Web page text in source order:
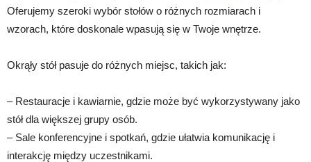
Oferujemy szeroki wybór stołów o różnych rozmiarach i
wzorach, które doskonale wpasują się w Twoje wnętrze.
Okrąły stół pasuje do różnych miejsc, takich jak:
– Restauracje i kawiarnie, gdzie może być wykorzystywany jako
stół dla większej grupy osób.
– Sale konferencyjne i spotkań, gdzie ułatwia komunikację i
interakcję między uczestnikami.